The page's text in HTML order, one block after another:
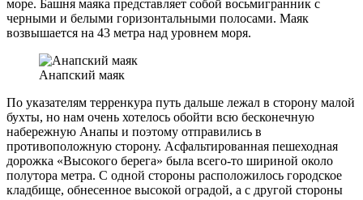
море. Башня маяка представляет собой восьмигранник с
черными и белыми горизонтальными полосами. Маяк
возвышается на 43 метра над уровнем моря.
Анапский маяк
По указателям терренкура путь дальше лежал в сторону малой
бухты, но нам очень хотелось обойти всю бесконечную
набережную Анапы и поэтому отправились в
противоположную сторону. Асфальтированная пешеходная
дорожка «Высокого берега» была всего-то шириной около
полутора метра. С одной стороны расположилось городское
кладбище, обнесенное высокой оградой, а с другой стороны